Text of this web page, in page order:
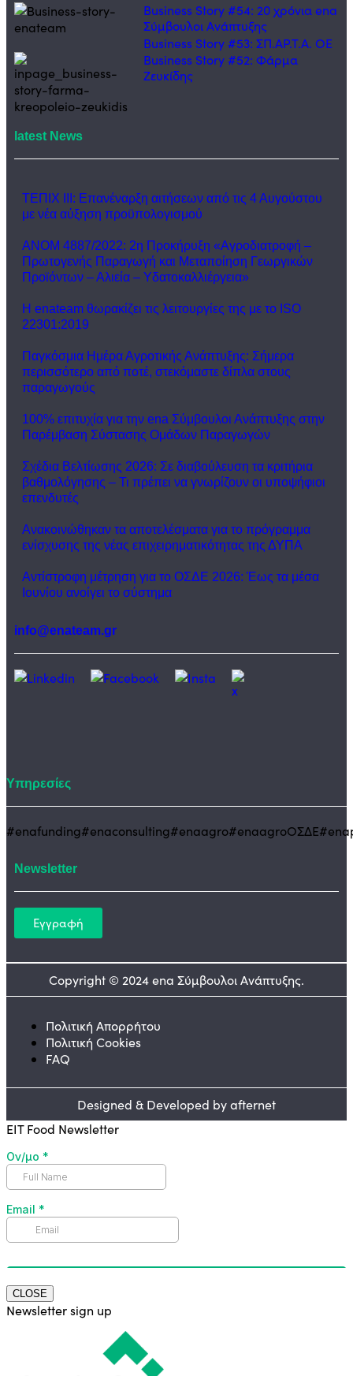
Business Story #54: 20 χρόνια ena
Σύμβουλοι Ανάπτυξης
Business Story #53: ΣΠ.ΑΡ.Τ.Α. ΟΕ
Business Story #52: Φάρμα
Ζευκίδης
latest News
ΤΕΠΙΧ ΙΙΙ: Επανέναρξη αιτήσεων από τις 4 Αυγούστου
με νέα αύξηση προϋπολογισμού
ΑΝΟΜ 4887/2022: 2η Προκήρυξη «Αγροδιατροφή –
Πρωτογενής Παραγωγή και Μεταποίηση Γεωργικών
Προϊόντων – Αλιεία – Υδατοκαλλιέργεια»
Η enateam θωρακίζει τις λειτουργίες της με το ISO
22301:2019
Παγκόσμια Ημέρα Αγροτικής Ανάπτυξης: Σήμερα
περισσότερο από ποτέ, στεκόμαστε δίπλα στους
παραγωγούς
100% επιτυχία για την ena Σύμβουλοι Ανάπτυξης στην
Παρέμβαση Σύστασης Ομάδων Παραγωγών
Σχέδια Βελτίωσης 2026: Σε διαβούλευση τα κριτήρια
βαθμολόγησης – Τι πρέπει να γνωρίζουν οι υποψήφιοι
επενδυτές
Ανακοινώθηκαν τα αποτελέσματα για το πρόγραμμα
ενίσχυσης της νέας επιχειρηματικότητας της ΔΥΠΑ
Αντίστροφη μέτρηση για το ΟΣΔΕ 2026: Έως τα μέσα
Ιουνίου ανοίγει το σύστημα
info@enateam.gr
Υπηρεσίες
#enafunding#enaconsulting#enaagro#enaagroΟΣΔΕ
Newsletter
Εγγραφή
Copyright © 2024 ena Σύμβουλοι Ανάπτυξης.
Πολιτική Απορρήτου
Πολιτική Cookies
FAQ
Designed & Developed by afternet
EIT Food Newsletter
CLOSE
Newsletter sign up